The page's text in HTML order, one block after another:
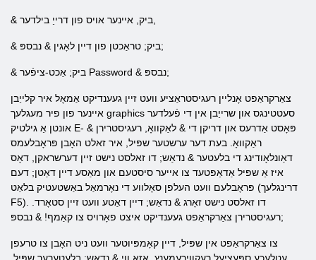
& ביק; טראַכטן פון דיין לאָגין & נבספּ;
& ביק; אַכט-ציפֿער Password & נבספּ;
צאַרקראַפט אָנליין רעגיסטראַציע וועט זיין געענדיקט אַמאָל איר קלייַבן
איינער פון פיר מעגלעך graphics סעטטינגס און שרייַבן אין די פֿעלדער
אונטן אַ גילטיק E- פּאָסט אַדרעס און דריקן די & לאַקוואָ, רעגיסטרירן &
ראַקוואָ. בעת דער ערשטער שפּיל, איר זאלט ​​האָבן פּראָבלעמס
דאַונלאָודינג די בלעטער & נדאַש; דו זאלסט נישט זיין דערשראקן, דאָס
איז אַ שפּיל אַדאַפּטעד צו אייער סיסטעם און מאַסע דיין דאַטן; דעם
פּראָבלעם וועט העלפן סאָלווע די נאָרמאַל באַשטעטיק בלאַט (דרינגלעך
F5). דו זאלסט נישט זאָרג & נדאַש; דיין דאַטע וועט זיין סטאָרד.
רעגיסטרירן צאַרקראַפט געענדיקט איצט פאָרויס צו קאַמף! & נבספּ;
צו צאַרקראַפט אין שפּיל, דיין קאָמפּיוטער וועט ניט האָבן צו טרעפן